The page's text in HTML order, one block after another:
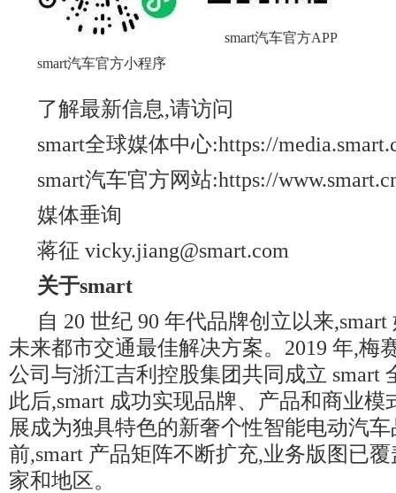
smart汽车官方小程序
smart汽车官方APP
了解最新信息,请访问
smart全球媒体中心:https://
smart汽车官方网站:https://
媒体垂询
蒋征 vicky.jiang@smart.com
关于smart
自 20 世纪 90 年代品牌创立以来
未来都市交通最佳解决方案。2019 年,梅
公司与浙江吉利控股集团共同成立 smart
此后,smart 成功实现品牌、产品和商业模
展成为独具特色的新奢个性智能电动汽
前,smart 产品矩阵不断扩充,业务版图已
家和地区。